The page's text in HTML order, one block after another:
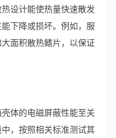
设计能使热量快速散发
下降或损坏。例如，服
面积散热鳍片，以保证
体的电磁屏蔽性能至关
，按照相关标准测试其